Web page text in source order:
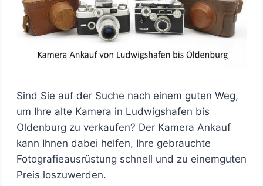
Sind Sie auf der Suche nach einem guten Weg,
um Ihre alte Kamera in Ludwigshafen bis
Oldenburg zu verkaufen? Der Kamera Ankauf
kann Ihnen dabei helfen, Ihre gebrauchte
Fotografieausrüstung schnell und zu einemguten
Preis loszuwerden.